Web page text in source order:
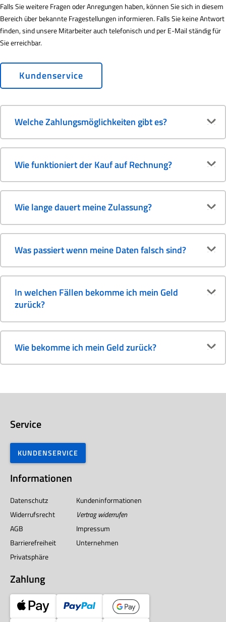
Falls Sie weitere Fragen oder Anregungen haben, können Sie sich in diesem
Bereich über bekannte Fragestellungen informieren. Falls Sie keine Antwort
finden, sind unsere Mitarbeiter auch telefonisch und per E-Mail ständig für
Sie erreichbar.
Kundenservice
Welche Zahlungsmöglichkeiten gibt es?
Wie funktioniert der Kauf auf Rechnung?
Wie lange dauert meine Zulassung?
Was passiert wenn meine Daten falsch sind?
In welchen Fällen bekomme ich mein Geld
zurück?
Wie bekomme ich mein Geld zurück?
Service
KUNDENSERVICE
Informationen
Datenschutz
Kundeninformationen
Widerrufsrecht
Vertrag widerrufen
AGB
Impressum
Barrierefreiheit
Unternehmen
Privatsphäre
Zahlung